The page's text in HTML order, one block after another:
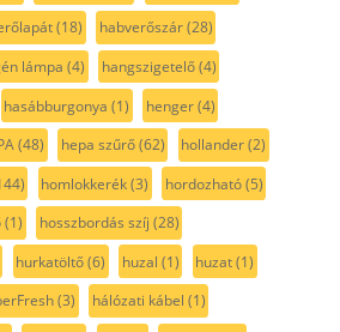
(18) habverőszár(28)
lámpa (4) hangszigetelő(4)
hasábburgonya (1) henger(4)
(48) hepa szűrő(62) hollander(2)
homlokkerék(3) hordozható(5)
(1) hosszbordás szíj (28)
hurkatöltő(6) huzal (1) huzat(1)
(3) hálózati kábel (1)